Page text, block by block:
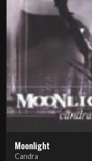
Moonlight
Candra